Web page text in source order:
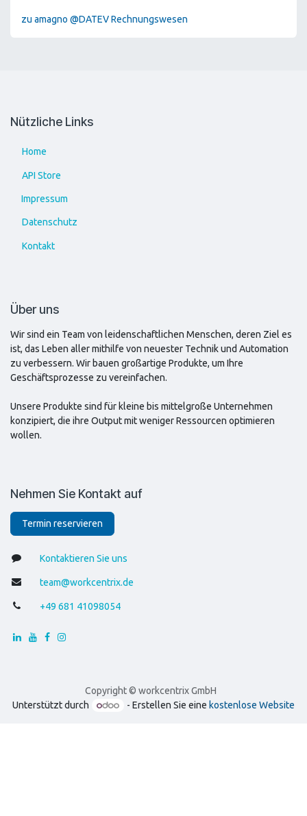
zu amagno @DATEV Rechnungswesen
Nützliche Links
Ho​​​​me
API St​​​​ore
Impressum
Datenschutz
Kontakt
Über uns
Wir sind ein Team von leidenschaftlichen Menschen, deren Ziel es
ist, das Leben aller mithilfe von neuester Technik und Automation
zu verbessern. Wir bauen großartige Produkte, um Ihre
Geschäftsprozesse zu vereinfachen.
Unsere Produkte sind für kleine bis mittelgroße Unternehmen
konzipiert, die ihre Output mit weniger Ressourcen optimieren
wollen.
Nehmen Sie Kontakt auf
Termin reservieren
Kontaktie​​​​ren Sie uns
team@workcentrix.de
+49 681 41098054
Copyright © workcentrix GmbH
Unterstützt durch
- Erstellen Sie eine kostenlose Website